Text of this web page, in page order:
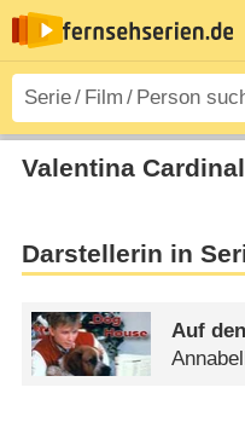
Valentina
Darstellerin in
Auf